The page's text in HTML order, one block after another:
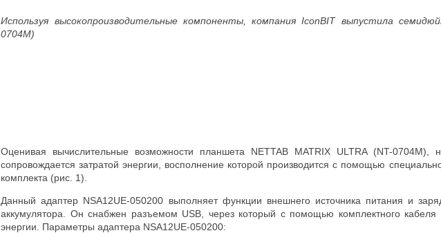
Используя высокопроизводительные компоненты, компания IconBIT выпустила
0704M)
Оценивая вычислительные возможности планшета NETTAB MATRIX ULTRA (NT-0704M),
сопровождается затратой энергии, восполнение которой производится с помощью
комплекта (рис. 1).
Данный адаптер NSA12UE-050200 выполняет функции внешнего источника питания и
аккумулятора. Он снабжен разъемом USB, через который с помощью комплектного
энергии. Параметры адаптера NSA12UE-050200: